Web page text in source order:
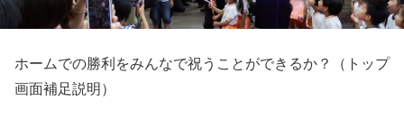
ホームでの勝利をみんなで祝うことができるか？（トップ
画面補足説明）